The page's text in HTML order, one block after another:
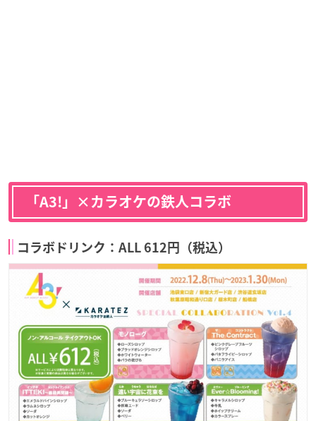
「A3!」×カラオケの鉄人コラボ
コラボドリンク：ALL 612円（税込）